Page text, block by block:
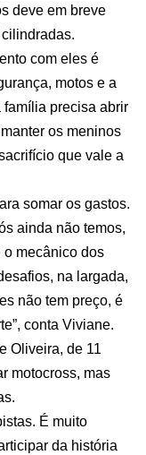
deve em breve
com eles é
motos e a
família precisa abrir
os meninos
que vale a
somar os gastos.
ainda não temos,
o mecânico dos
na largada,
não tem preço, é
conta Viviane.
Oliveira, de 11
motocross, mas
É muito
da história